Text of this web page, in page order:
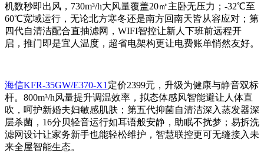
机数秒即出风，730m³/h大风量覆盖20㎡主卧无压力；-32℃至
60℃宽域运行，无论北方寒冬还是南方回南天皆从容应对；第
四代自清洁配合直抽滤网，WIFI智控让新人下班前远程开
启，推门即是宜人温度，超省电架构更让电费账单悄然友好。
海信KFR-35GW/E370-X1 定价2399元，升级为健康与静音双标
杆。800m³/h风量提升调温效率，拟态体感风智能避让人体直
吹，呵护新婚夫妇敏感肌肤；第五代抑菌自清洁深入蒸发器深
层杀菌，16分贝轻音运行如耳语般安静，助眠不扰梦；易拆洗
滤网设计让家务新手也能轻松维护，智慧联控更可无缝接入未
来全屋智能生态。